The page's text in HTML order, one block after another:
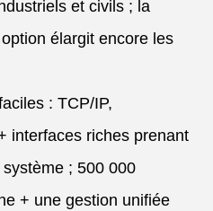
et civils ; la
élargit encore les
: TCP/IP,
interfaces riches prenant
; 500 000
+ une gestion unifiée